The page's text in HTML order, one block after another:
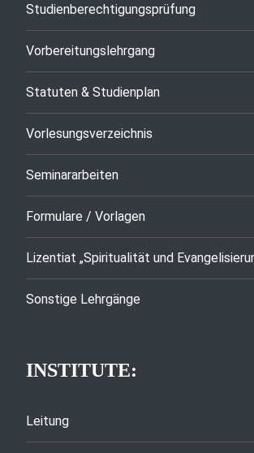
Studienberechtigungsprüfung
Vorbereitungslehrgang
Statuten & Studienplan
Vorlesungsverzeichnis
Seminararbeiten
Formulare / Vorlagen
Lizentiat „Spiritualität und
Sonstige Lehrgänge
INSTITUTE:
Leitung